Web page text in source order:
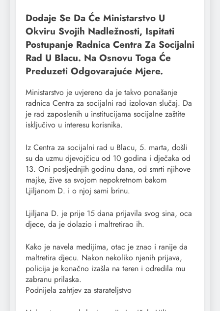
Dodaje Se Da Će Ministarstvo U
Okviru Svojih Nadležnosti, Ispitati
Postupanje Radnica Centra Za Socijalni
Rad U Blacu. Na Osnovu Toga Će
Preduzeti Odgovarajuće Mjere.
Ministarstvo je uvjereno da je takvo ponašanje
radnica Centra za socijalni rad izolovan slučaj. Da
je rad zaposlenih u institucijama socijalne zaštite
isključivo u interesu korisnika.
Iz Centra za socijalni rad u Blacu, 5. marta, došli
su da uzmu djevojčicu od 10 godina i dječaka od
13. Oni posljednjih godinu dana, od smrti njihove
majke, žive sa svojom nepokretnom bakom
Ljiljanom D. i o njoj sami brinu.
Ljiljana D. je prije 15 dana prijavila svog sina, oca
djece, da je dolazio i maltretirao ih.
Kako je navela medijima, otac je znao i ranije da
maltretira djecu. Nakon nekoliko njenih prijava,
policija je konačno izašla na teren i odredila mu
zabranu prilaska.
Podnijela zahtjev za starateljstvo